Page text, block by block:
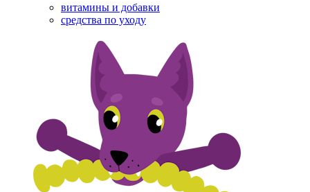
витамины и добавки
средства по уходу